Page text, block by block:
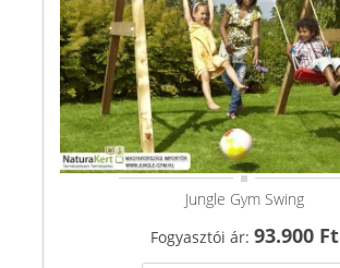
Jungle Gym Swing
Fogyasztói ár: 93.900 Ft